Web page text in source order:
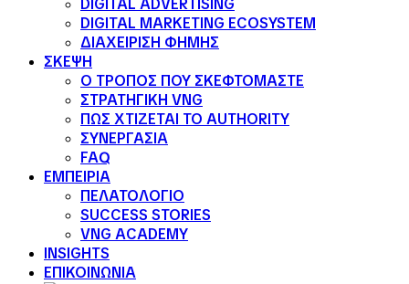
DIGITAL ADVERTISING
DIGITAL MARKETING ECOSYSTEM
ΔΙΑΧΕΙΡΙΣΗ ΦΗΜΗΣ
ΣΚΕΨΗ
Ο ΤΡΟΠΟΣ ΠΟΥ ΣΚΕΦΤΟΜΑΣΤΕ
ΣΤΡΑΤΗΓΙΚΗ VNG
ΠΩΣ ΧΤΙΖΕΤΑΙ ΤΟ AUTHORITY
ΣΥΝΕΡΓΑΣΙΑ
FAQ
ΕΜΠΕΙΡΙΑ
ΠΕΛΑΤΟΛΟΓΙΟ
SUCCESS STORIES
VNG ACADEMY
INSIGHTS
ΕΠΙΚΟΙΝΩΝΙΑ